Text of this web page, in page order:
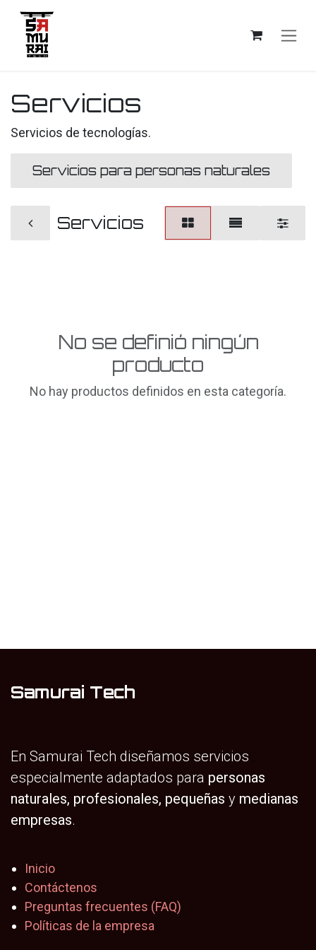
Ir al contenido
Servicios
Servicios de tecnologías.
Servicios para personas naturales
Servicios
No se definió ningún
producto
No hay productos definidos en esta categoría.
Samurai Tech
En Samurai Tech diseñamos servicios
especialmente adaptados para personas
naturales, profesionales, pequeñas y medianas
empresas.
Inicio
Contáctenos
Preguntas frecuentes (FAQ)
Políticas de la empresa